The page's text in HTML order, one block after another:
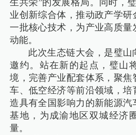
生共荣”的发展格局。同时，
业创新综合体，推动政产学研
一批核心技术，为产业高质量
动能。
此次生态链大会，是璧山
邀约。站在新的起点，璧山
境，完善产业配套体系，聚焦
车、低空经济等前沿领域，培
造具有全国影响力的新能源汽
基地，为成渝地区双城经济
量。